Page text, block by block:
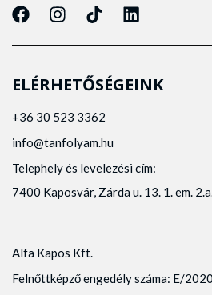
ELÉRHETŐSÉGEINK
+36 30 523 3362
info@tanfolyam.hu
Telephely és levelezési cím:
7400 Kaposvár, Zárda u. 13. 1. em.
Alfa Kapos Kft.
Felnőttképző engedély száma: E/